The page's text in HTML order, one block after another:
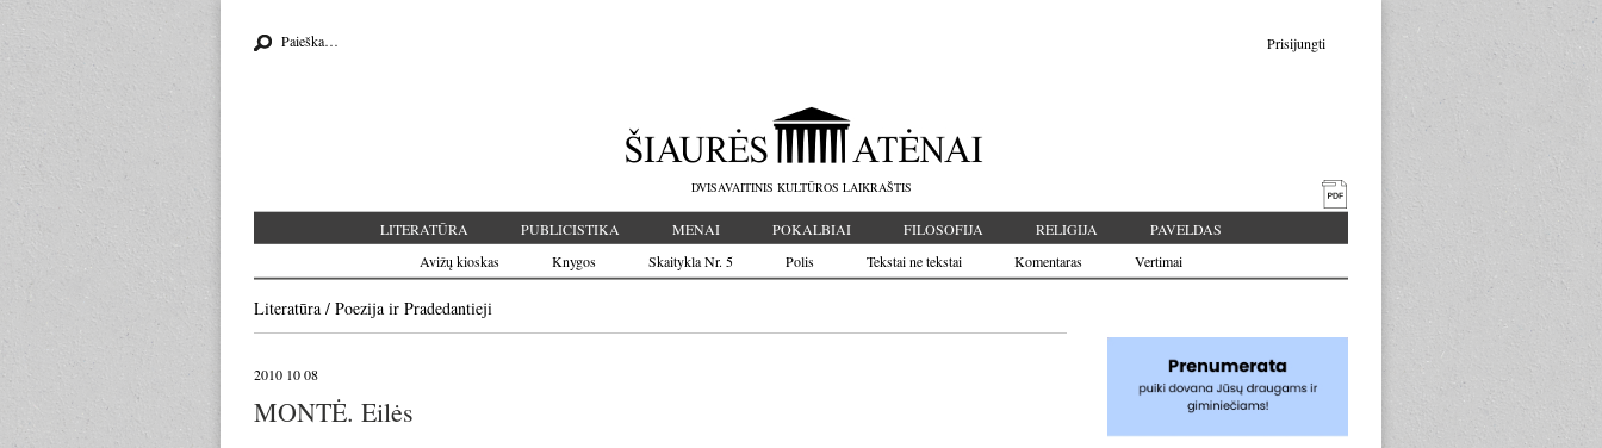
Prisijungti
Search for:
DVISAVAITINIS KULTŪROS LAIKRAŠTIS
LITERATŪRA PUBLICISTIKA MENAI POKALBIAI FILOSOFIJA RELIGIJA
PAVELDAS
Avižų kioskas
Knygos Skaitykla Nr. 5 Polis Tekstai ne tekstai Komentaras Vertimai
Literatūra / Poezija ir Pradedantieji
2010 10 08
MONTĖ. Eilės